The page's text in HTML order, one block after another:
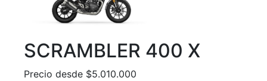
SCRAMBLER 400 X
Precio desde $5.010.000